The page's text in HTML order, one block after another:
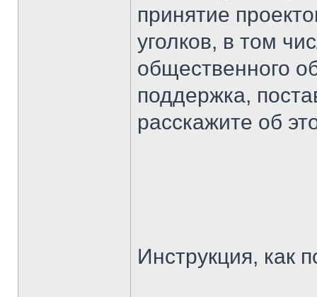
принятие
уголков, в том
общественного
поддержка,
расскажите об
Инструкция, как